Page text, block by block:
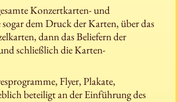
Konzertkarten- und
dem Druck der Karten, über das
dann das Beliefern der
schließlich die Karten-
Flyer, Plakate,
beteiligt an der Einführung des